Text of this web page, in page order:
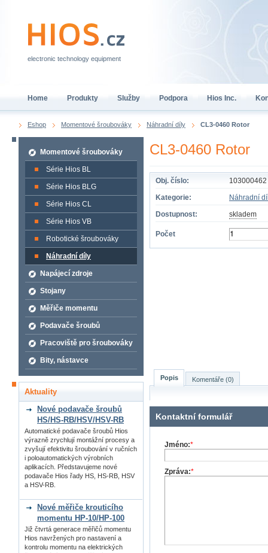
Eshop Momentové šroubováky Náhradní díly CL3-0460 Rotor
CL3-0460 Rotor
Obj. číslo:
103000462
Kategorie:
Náhradní
Dostupnost:
skladem
Počet
Popis Komentáře (0)
Kontaktní formulář
Jméno:*
Zpráva:*
Momentové šroubováky
Série Hios BL
Série Hios BLG
Série Hios CL
Série Hios VB
Robotické šroubováky
Náhradní díly
Napájecí zdroje
Stojany
Měřiče momentu
Podavače šroubů
Pracoviště pro šroubováky
Bity, nástavce
Aktuality
Nové podavače šroubů
HS/HS-RB/HSV/HSV-RB
Automatické podavače šroubů Hios
výrazně zrychlují montážní procesy a
zvyšují efektivitu šroubování v ručních
i poloautomatických výrobních
aplikacích. Představujeme nové
podavače Hios řady HS, HS-RB, HSV
a HSV-RB.
Nové měřiče krouticího
momentu HP-10/HP-100
Již čtvrtá generace měřičů momentu
Hios navržených pro nastavení a
kontrolu momentu na elektrických
electronic technology equipment
Home Produkty Služby Podpora Hios Inc.